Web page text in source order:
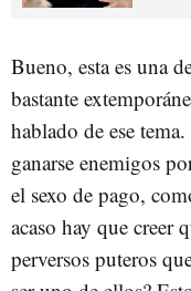
Bueno, esta es una
bastante
hablado de ese
ganarse enemigos
el sexo de pago,
acaso hay que creer
perversos puteros